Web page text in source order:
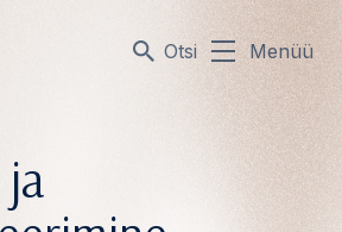
Otsi Menüü